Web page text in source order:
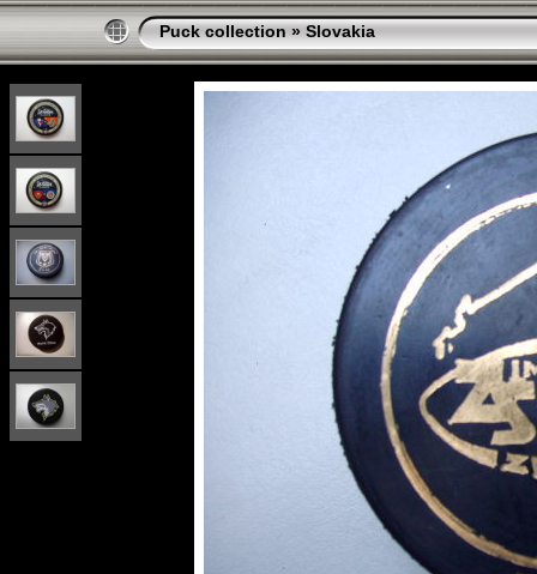
Puck collection » Slovakia